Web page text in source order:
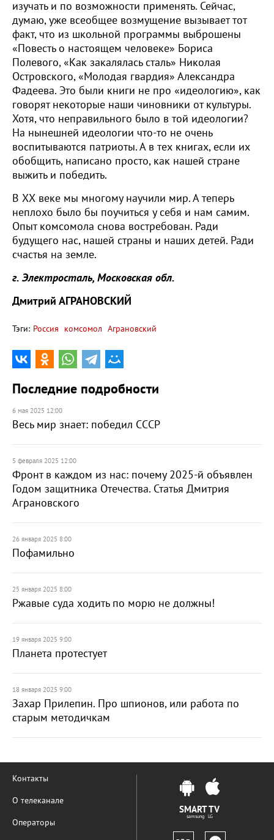
изучать и по возможности применять. Сейчас,
думаю, уже всеобщее возмущение вызывает тот
факт, что из школьной программы выброшены
«Повесть о настоящем человеке» Бориса
Полевого, «Как закалялась сталь» Николая
Островского, «Молодая гвардия» Александра
Фадеева. Это были книги не про «идеологию», как
говорят некоторые наши чиновники от культуры.
Хотя, что неправильного было в той идеологии?
На нынешней идеологии что-то не очень
воспитываются патриоты. А в тех книгах, если их
обобщить, написано просто, как нашей стране
выжить и победить.
В ХХ веке мы многому научили мир. А теперь
неплохо было бы поучиться у себя и нам самим.
Опыт комсомола снова востребован. Ради
будущего нас, нашей страны и наших детей. Ради
счастья на земле.
г. Электросталь, Московская обл.
Дмитрий АГРАНОВСКИЙ
Тэги: Россия комсомол Аграновский
Последние подробности
6 мая 2025 12:00
Весь мир знает: победил СССР
5 февраля 2025 12:00
Фронт в каждом из нас: почему 2025-й объявлен
Годом защитника Отечества. Статья Дмитрия
Аграновского
26 января 2025 8:00
Пофамильно
25 января 2025 8:00
Ржавые суда ходить по морю не должны!
19 января 2025 9:00
Планета протестует
18 января 2025 9:00
Захар Прилепин. Про шпионов, или работа по
старым методичкам
Контакты
О телеканале
Операторы
SMART TV
samsung LG